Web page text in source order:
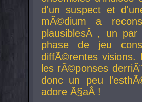
d'un suspect et
mÃ©dium a
plausiblesÂ , un par
phase de jeu
diffÃ©rentes visions.
les rÃ©ponses
donc un peu
adore Ã§aÂ !